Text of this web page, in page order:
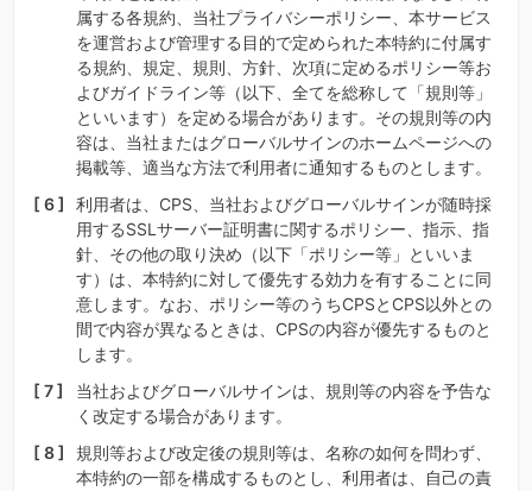
属する各規約、当社プライバシーポリシー、本サービス
を運営および管理する目的で定められた本特約に付属す
る規約、規定、規則、方針、次項に定めるポリシー等お
よびガイドライン等（以下、全てを総称して「規則等」
といいます）を定める場合があります。その規則等の内
容は、当社またはグローバルサインのホームページへの
掲載等、適当な方法で利用者に通知するものとします。
利用者は、CPS、当社およびグローバルサインが随時採
用するSSLサーバー証明書に関するポリシー、指示、指
針、その他の取り決め（以下「ポリシー等」といいま
す）は、本特約に対して優先する効力を有することに同
意します。なお、ポリシー等のうちCPSとCPS以外との
間で内容が異なるときは、CPSの内容が優先するものと
します。
当社およびグローバルサインは、規則等の内容を予告な
く改定する場合があります。
規則等および改定後の規則等は、名称の如何を問わず、
本特約の一部を構成するものとし、利用者は、自己の責